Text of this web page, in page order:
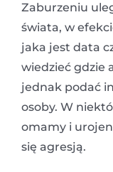
Zaburzeniu
świata, w
jaka jest data
wiedzieć gdzie
jednak podać
osoby. W
omamy i
się agresją.